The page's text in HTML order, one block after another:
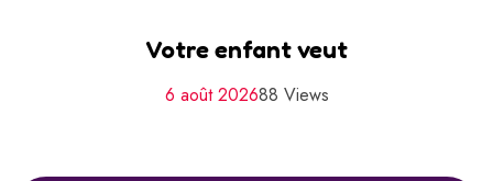
Votre enfant veut
6 août 202688 Views